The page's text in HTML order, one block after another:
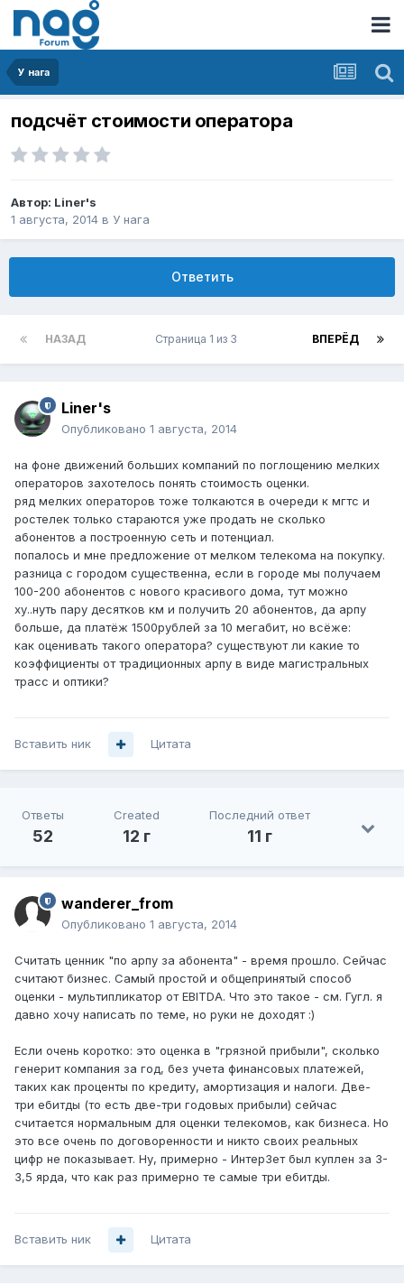
У нага
подсчёт стоимости оператора
Автор: Liner's
1 августа, 2014 в У нага
Ответить
НАЗАД ВПЕРЁД
Страница 1 из 3
Liner's
Опубликовано 1 августа, 2014
на фоне движений больших компаний по поглощению мелких
операторов захотелось понять стоимость оценки.
ряд мелких операторов тоже толкаются в очереди к мгтс и
ростелек только стараются уже продать не сколько
абонентов а построенную сеть и потенциал.
попалось и мне предложение от мелком телекома на покупку.
разница с городом существенна, если в городе мы получаем
100-200 абонентов с нового красивого дома, тут можно
ху..нуть пару десятков км и получить 20 абонентов, да арпу
больше, да платёж 1500рублей за 10 мегабит, но всёже:
как оценивать такого оператора? существуют ли какие то
коэффициенты от традиционных арпу в виде магистральных
трасс и оптики?
Вставить ник Цитата
Ответы
52
Created
12 г
Последний ответ
11 г
wanderer_from
Опубликовано 1 августа, 2014
Считать ценник "по арпу за абонента" - время прошло. Сейчас
считают бизнес. Самый простой и общепринятый способ
оценки - мультипликатор от EBITDA. Что это такое - см. Гугл. я
давно хочу написать по теме, но руки не доходят :)
Если очень коротко: это оценка в "грязной прибыли", сколько
генерит компания за год, без учета финансовых платежей,
таких как проценты по кредиту, амортизация и налоги. Две-
три ебитды (то есть две-три годовых прибыли) сейчас
считается нормальным для оценки телекомов, как бизнеса. Но
это все очень по договоренности и никто своих реальных
цифр не показывает. Ну, примерно - ИнтерЗет был куплен за 3-
3,5 ярда, что как раз примерно те самые три ебитды.
Вставить ник Цитата